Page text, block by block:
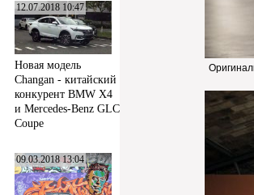
12.07.2018 10:47
Новая модель
Changan - китайский
конкурент BMW X4
и Mercedes-Benz GLC
Coupe
09.03.2018 13:04